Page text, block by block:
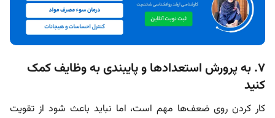
۷. به پرورش استعدادها و پایبندی به وظایف کمک
کنید
کار کردن روی ضعف‌ها مهم است، اما نباید باعث شود از تقویت